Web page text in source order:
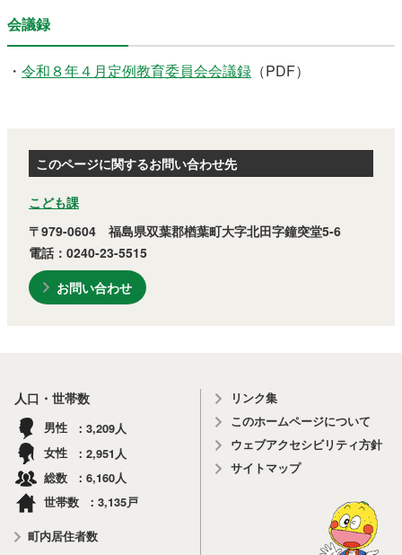
イベント 観光ならは
会議録
・ 令和８年４月定例教育委員会会議録 （PDF）
このページに関するお問い合わせ先
こども課
〒979-0604 福島県双葉郡楢葉町大字北田字鐘突堂5-6
電話：0240-23-5515
お問い合わせ
人口・世帯数
男性 3,209 人
女性
2,951 人
総数
6,160人
世帯数
3,135戸
町内居住者数
リンク集
このホームページについて
ウェブアクセシビリティ方針
サイトマップ